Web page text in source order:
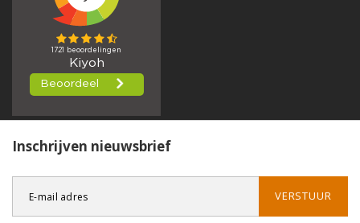
Inschrijven nieuwsbrief
VERSTUUR